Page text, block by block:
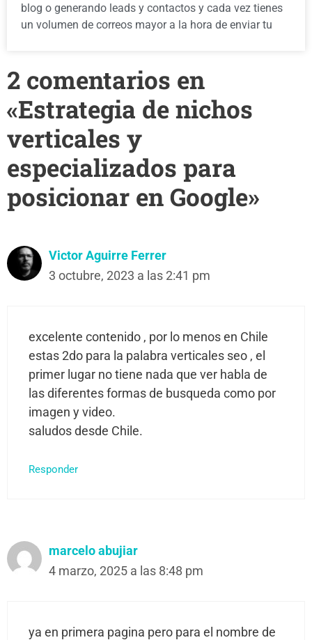
blog o generando leads y contactos y cada vez tienes
un volumen de correos mayor a la hora de enviar tu
2 comentarios en
«Estrategia de nichos
verticales y
especializados para
posicionar en Google»
Victor Aguirre Ferrer
3 octubre, 2023 a las 2:41 pm
excelente contenido , por lo menos en Chile
estas 2do para la palabra verticales seo , el
primer lugar no tiene nada que ver habla de
las diferentes formas de busqueda como por
imagen y video.
saludos desde Chile.
Responder
marcelo abujiar
4 marzo, 2025 a las 8:48 pm
ya en primera pagina pero para el nombre de